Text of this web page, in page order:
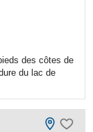
des côtes de
du lac de